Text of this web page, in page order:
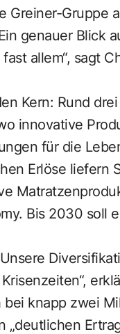
Greiner-Gruppe
genauer Blick
allem“, sagt
Kern: Rund
innovative
für die
Erlöse liefern
Bis 2030 soll
knapp zwei